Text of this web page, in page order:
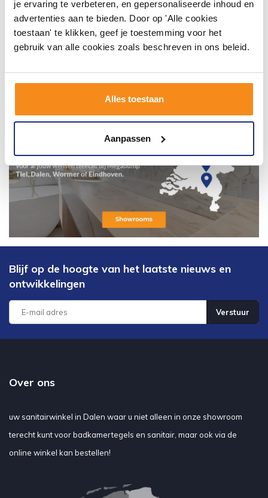
je ervaring te verbeteren, en gepersonaliseerde inhoud en
advertenties aan te bieden. Door op 'Alle cookies
toestaan' te klikken, geef je toestemming voor het
gebruik van alle cookies zoals beschreven in ons beleid.
Alles toestaan
Aanpassen
Blijf op de hoogte van het laatste nieuws en
ontwikkelingen
Verstuur
Over ons
uw sanitairwinkel in Dalen waar u niet alleen in onze showroom
terecht kunt voor badkamertegels en sanitair, maar ook via de
online winkel kan bestellen!